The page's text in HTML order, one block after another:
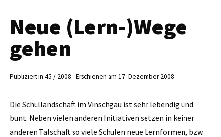
Neue (Lern-)Wege
gehen
Publiziert in 45 / 2008 - Erschienen am 17. Dezember 2008
Die Schullandschaft im Vinschgau ist sehr lebendig und
bunt. Neben vielen anderen Ini­tiativen setzen in keiner
anderen Talschaft so viele Schulen neue Lernformen, bzw.